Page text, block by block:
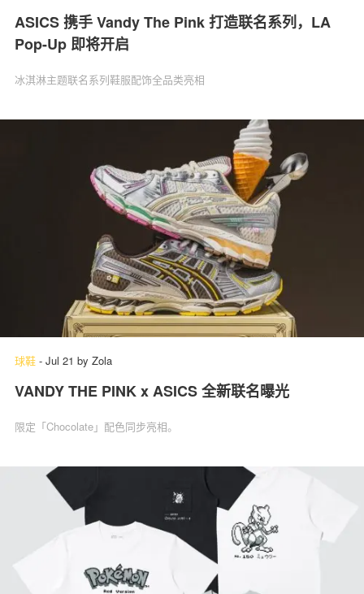
ASICS 携手 Vandy The Pink 打造联名系列，LA
Pop-Up 即将开启
冰淇淋主题联名系列鞋服配饰全品类亮相
球鞋 - Jul 21 by Zola
VANDY THE PINK x ASICS 全新联名曝光
限定「Chocolate」配色同步亮相。